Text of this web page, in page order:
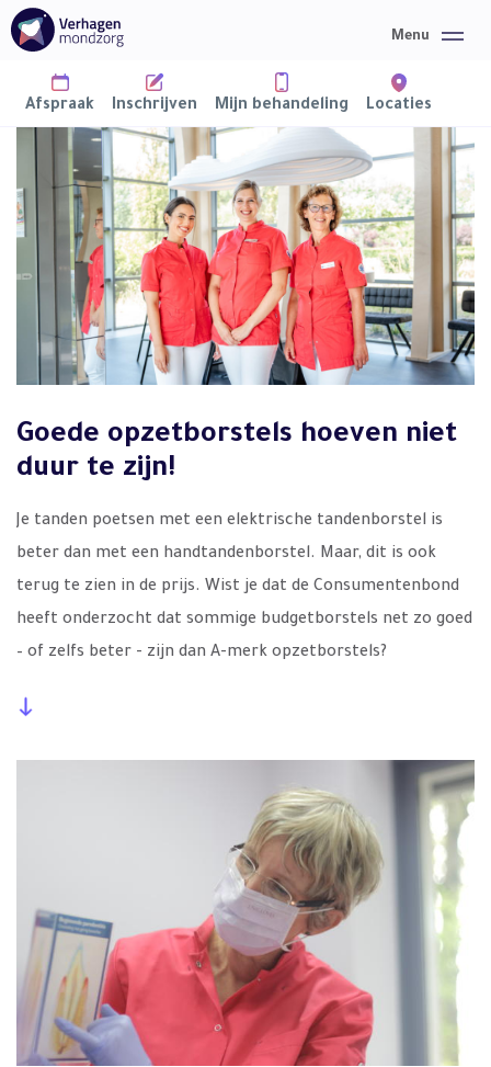
Afspraak Inschrijven Mijn behandeling Locaties
Home
Mondzorg
Over ons
Informatie
Nieuws
Contact
Goede opzetborstels hoeven niet
duur te zijn!
Je tanden poetsen met een elektrische tandenborstel is
beter dan met een handtandenborstel. Maar, dit is ook
terug te zien in de prijs. Wist je dat de Consumentenbond
heeft onderzocht dat sommige budgetborstels net zo goed
– of zelfs beter - zijn dan A-merk opzetborstels?